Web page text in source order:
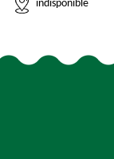
indisponible